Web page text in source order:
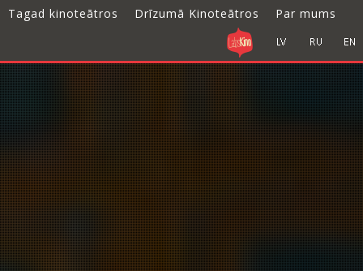
Tagad kinoteātros Drīzumā Kinoteātros Par mums